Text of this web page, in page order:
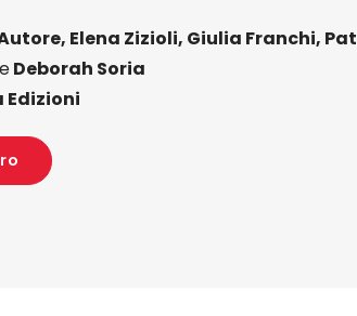
Elena Zizioli, Giulia Franchi,
eDeborah Soria
Edizioni